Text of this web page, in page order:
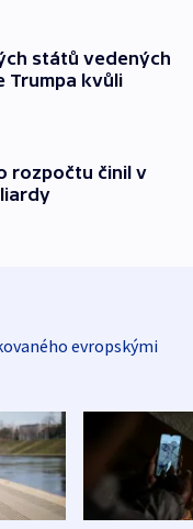
států vedených
Trumpa kvůli
rozpočtu činil v
evropskými